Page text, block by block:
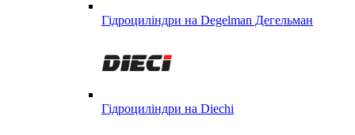
Гідроциліндри на Degelman Дегельман
Гідроциліндри на Diechi